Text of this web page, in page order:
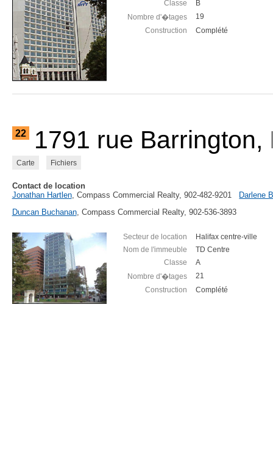
Classe
B
Nombre d'�tages
19
Construction
Complété
22 1791 rue Barrington,
Carte Fichiers
Contact de location
Jonathan Hartlen, Compass Commercial Realty, 902-482-9201
Darlene
Duncan Buchanan, Compass Commercial Realty, 902-536-3893
Secteur de location
Halifax centre-ville
Nom de l'immeuble
TD Centre
Classe
A
Nombre d'�tages
21
Construction
Complété